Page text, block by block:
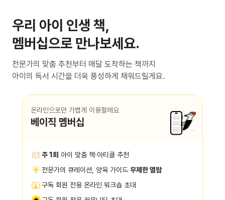
우리 아이 인생 책,
멤버십으로 만나보세요.
전문가의 맞춤 추천부터 매달 도착하는 책까지
아이의 독서 시간을 더욱 풍성하게 채워드릴게요.
온라인으로만 가볍게 이용할래요
베이직 멤버십
주 1회 아이 맞춤 책·아티클 추천
전문가의 큐레이션, 양육 가이드 무제한 열람
구독 회원 전용 온라인 워크숍 초대